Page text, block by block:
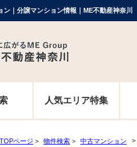
｜分譲マンション情報｜ME不動産神奈川
人気エリア特集
TOPページ > 物件検索 > 中古マンション >